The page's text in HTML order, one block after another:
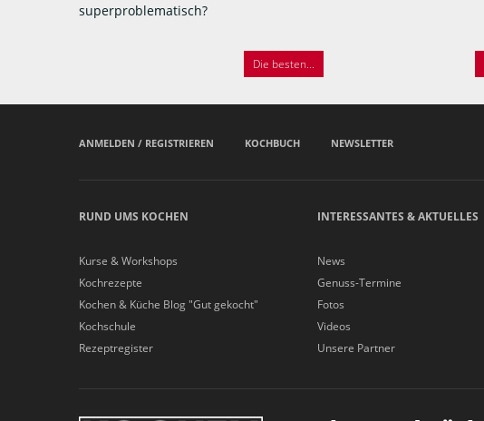
superproblematisch?
Die besten...
ANMELDEN / REGISTRIEREN KOCHBUCH NEWSLETTER
RUND UMS KOCHEN
Kurse & Workshops
Kochrezepte
Kochen & Küche Blog "Gut gekocht"
Kochschule
Rezeptregister
INTERESSANTES & AKTUELLES
News
Genuss-Termine
Fotos
Videos
Unsere Partner